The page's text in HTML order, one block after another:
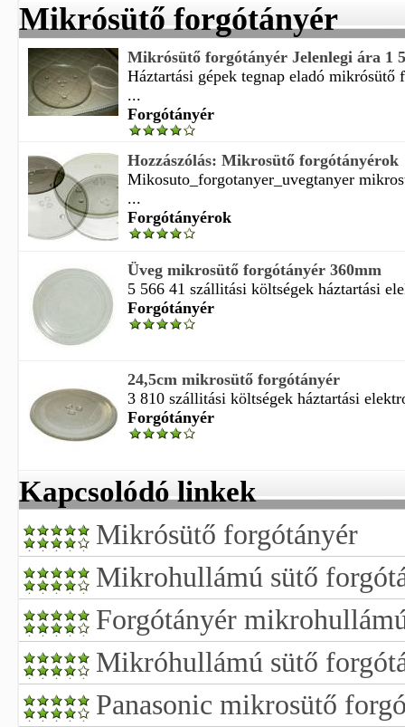
Mikrósütő forgótányér
Mikrósütő forgótányér Jelenlegi ára 1
Háztartási gépek tegnap eladó mikrósütő
...
Forgótányér
Hozzászólás: Mikrosütő forgótányérok
Mikosuto_forgotanyer_uvegtanyer
...
Forgótányérok
Üveg mikrosütő forgótányér 360mm
5 566 41 szállitási költségek háztartási
Forgótányér
24,5cm mikrosütő forgótányér
3 810 szállitási költségek háztartási
Forgótányér
Kapcsolódó linkek
Mikrósütő forgótányér
Mikrohullámú sütő
Forgótányér
Mikróhullámú sütő
Panasonic mikrosütő